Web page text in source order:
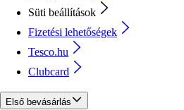
Süti beállítások
Fizetési lehetőségek
Tesco.hu
Clubcard
Első bevásárlás